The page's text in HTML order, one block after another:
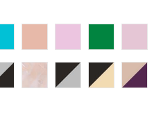
Gris et noirBlanc nacreNoir et grisNoir et